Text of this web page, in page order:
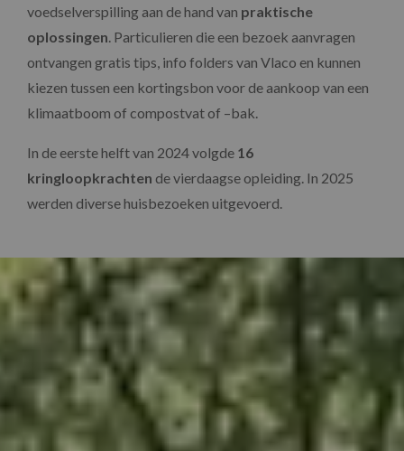
voedselverspilling aan de hand van praktische
oplossingen. Particulieren die een bezoek aanvragen
ontvangen gratis tips, info folders van Vlaco en kunnen
kiezen tussen een kortingsbon voor de aankoop van een
klimaatboom of compostvat of –bak.
In de eerste helft van 2024 volgde 16
kringloopkrachten de vierdaagse opleiding. In 2025
werden diverse huisbezoeken uitgevoerd.